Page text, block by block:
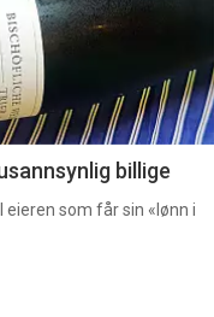
billige
som får sin «lønn i